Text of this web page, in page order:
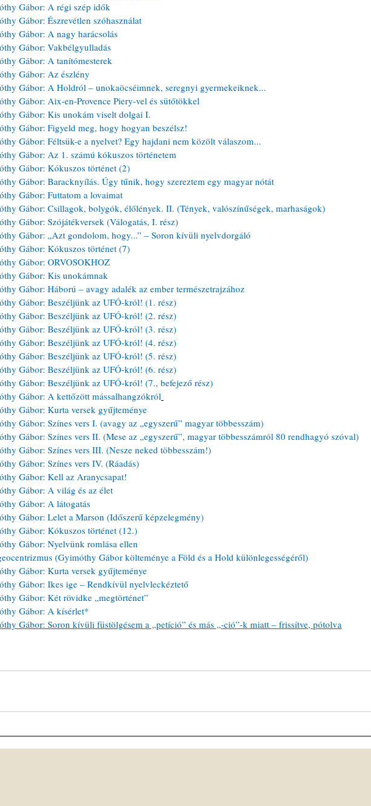
Gábor: A régi szép idők
Gábor: Észrevétlen szóhasználat
Gábor: A nagy harácsolás
Gábor: Vakbélgyulladás
Gábor: A tanítómesterek
Gábor: Az észlény
Gábor: A Holdról – unokaöcséimnek, seregnyi gyermekeiknek...
Gábor: Aix-en-Provence Piery-vel és sütőtökkel
Gábor: Kis unokám viselt dolgai I.
Gábor: Figyeld meg, hogy hogyan beszélsz!
Gábor: Féltsük-e a nyelvet? Egy hajdani nem közölt válaszom...
Gábor: Az 1. számú kókuszos történetem
Gábor: Kókuszos történet (2)
Gábor: Baracknyílás. Úgy tűnik, hogy szereztem egy magyar nótát
Gábor: Futtatom a lovaimat
Gábor: Csillagok, bolygók, élőlények. II. (Tények, valószínűségek, marhaságok)
Gábor: Szójátékversek (Válogatás, I. rész)
Gábor: „Azt gondolom, hogy...” – Soron kívüli nyelvdorgáló
Gábor: Kókuszos történet (7)
Gábor: ORVOSOKHOZ
Gábor: Kis unokámnak
Gábor: Háború – avagy adalék az ember természetrajzához
Gábor: Beszéljünk az UFÓ-król! (1. rész)
Gábor: Beszéljünk az UFÓ-król! (2. rész)
Gábor: Beszéljünk az UFÓ-król! (3. rész)
Gábor: Beszéljünk az UFÓ-król! (4. rész)
Gábor: Beszéljünk az UFÓ-król! (5. rész)
Gábor: Beszéljünk az UFÓ-król! (6. rész)
Gábor: Beszéljünk az UFÓ-król! (7., befejező rész)
Gábor: A kettőzött mássalhangzókról
Gábor: Kurta versek gyűjteménye
Gábor: Színes vers I. (avagy az „egyszerű” magyar többesszám)
Gábor: Színes vers II. (Mese az „egyszerű”, magyar többesszámról 80 rendhagyó szóval)
Gábor: Színes vers III. (Nesze neked többesszám!)
Gábor: Színes vers IV. (Ráadás)
Gábor: Kell az Aranycsapat!
Gábor: A világ és az élet
Gábor: A látogatás
Gábor: Lelet a Marson (Időszerű képzelegmény)
Gábor: Kókuszos történet (12.)
Gábor: Nyelvünk romlása ellen
(Gyimóthy Gábor költeménye a Föld és a Hold különlegességéről)
Gábor: Kurta versek gyűjteménye
Gábor: Ikes ige – Rendkívül nyelvleckéztető
Gábor: Két rövidke „megtörténet”
Gábor: A kísérlet*
Gábor: Soron kívüli füstölgésem a „petíció” és más „-ció”-k miatt – frissítve, pótolva